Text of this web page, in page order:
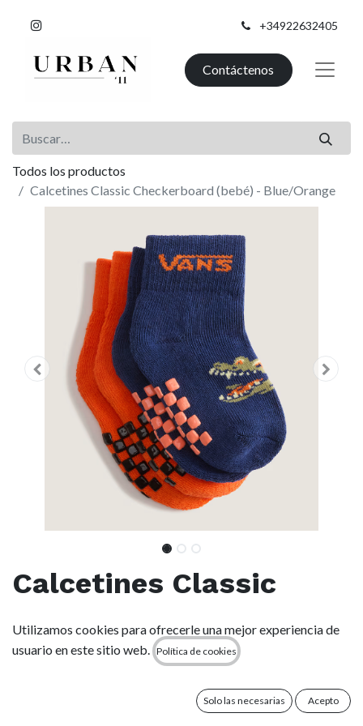
+34922632405
Contáctenos
Todos los productos
Calcetines Classic Checkerboard (bebé) - Blue/Orange
Calcetines Classic
Checkerboard (bebé) -
Blue/Orange
Utilizamos cookies para ofrecerle una mejor experiencia de
usuario en este sitio web.
Política de cookies
Solo las necesarias Acepto